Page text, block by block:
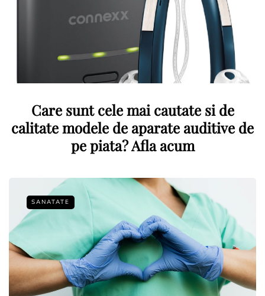
Care sunt cele mai cautate si de
calitate modele de aparate auditive de
pe piata? Afla acum
SANATATE